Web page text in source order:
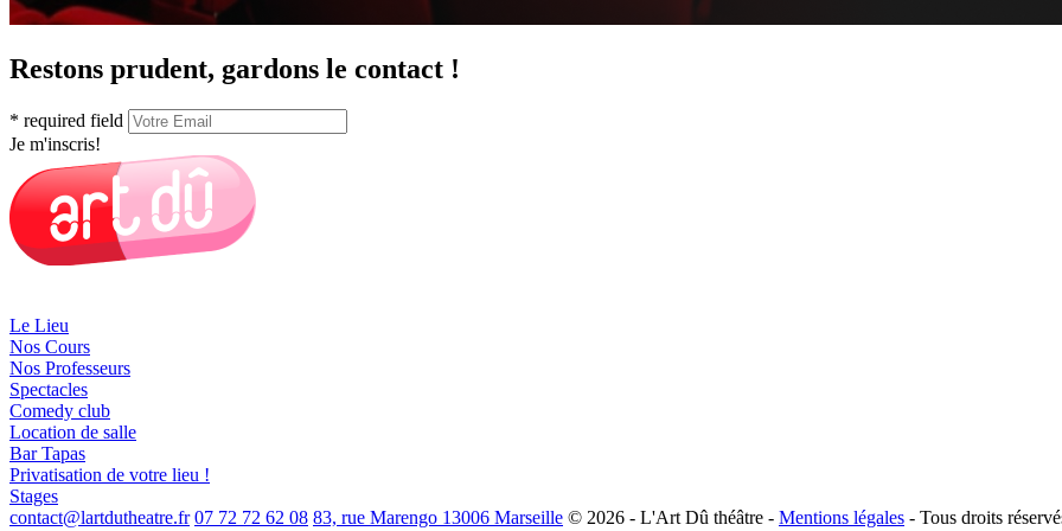
Restons prudent, gardons le contact !
* required field
Je m'inscris!
Le Lieu
Nos Cours
Nos Professeurs
Spectacles
Comedy club
Location de salle
Bar Tapas
Privatisation de votre lieu !
Stages
contact@lartdutheatre.fr 07 72 72 62 08 83, rue Marengo 13006 Marseille © 2026 - L'Art Dû théâtre - Mentions légales - Tous droits